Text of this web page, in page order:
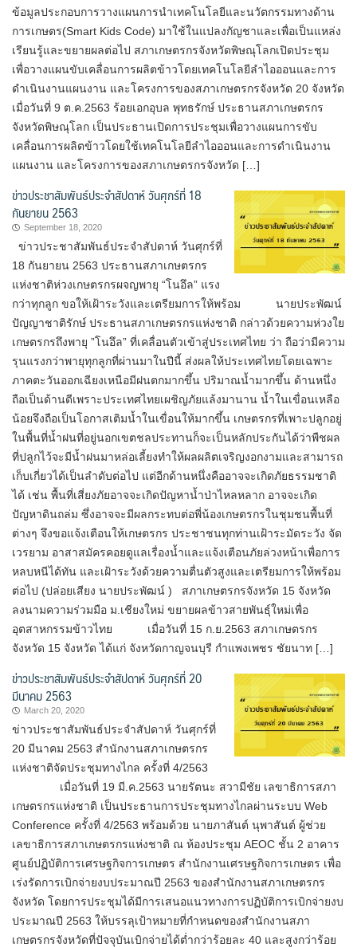
ข้อมูลประกอบการวางแผนการนำเทคโนโลยีและนวัตกรรมทางด้าน
การเกษตร(Smart Kids Code) มาใช้ในแปลงกัญชาและเพื่อเป็นแหล่ง
เรียนรู้และขยายผลต่อไป สภาเกษตรกรจังหวัดพิษณุโลกเปิดประชุม
เพื่อวางแผนขับเคลื่อนการผลิตข้าวโดยเทคโนโลยีลำไอออนและการ
ดำเนินงานแผนงาน และโครงการของสภาเกษตรกรจังหวัด 20 จังหวัด
เมื่อวันที่ 9 ต.ค.2563 ร้อยเอกอุบล พุทธรักษ์ ประธานสภาเกษตรกร
จังหวัดพิษณุโลก เป็นประธานเปิดการประชุมเพื่อวางแผนการขับ
เคลื่อนการผลิตข้าวโดยใช้เทคโนโลยีลำไอออนและการดำเนินงาน
แผนงาน และโครงการของสภาเกษตรกรจังหวัด […]
ข่าวประชาสัมพันธ์ประจำสัปดาห์ วันศุกร์ที่ 18
กันยายน 2563
September 18, 2020
ข่าวประชาสัมพันธ์ประจำสัปดาห์ วันศุกร์ที่
18 กันยายน 2563 ประธานสภาเกษตรกร
แห่งชาติห่วงเกษตรกรผจญพายุ “โนอึล” แรง
กว่าทุกลูก ขอให้เฝ้าระวังและเตรียมการให้พร้อม นายประพัฒน์
ปัญญาชาติรักษ์ ประธานสภาเกษตรกรแห่งชาติ กล่าวด้วยความห่วงใย
เกษตรกรถึงพายุ ”โนอึล” ที่เคลื่อนตัวเข้าสู่ประเทศไทย ว่า ถือว่ามีความ
รุนแรงกว่าพายุทุกลูกที่ผ่านมาในปีนี้ ส่งผลให้ประเทศไทยโดยเฉพาะ
ภาคตะวันออกเฉียงเหนือมีฝนตกมากขึ้น ปริมาณน้ำมากขึ้น ด้านหนึ่ง
ถือเป็นด้านดีเพราะประเทศไทยเผชิญภัยแล้งมานาน น้ำในเขื่อนเหลือ
น้อยจึงถือเป็นโอกาสเติมน้ำในเขื่อนให้มากขึ้น เกษตรกรที่เพาะปลูกอยู่
ในพื้นที่น้ำฝนที่อยู่นอกเขตชลประทานก็จะเป็นหลักประกันได้ว่าพืชผล
ที่ปลูกไว้จะมีน้ำฝนมาหล่อเลี้ยงทำให้ผลผลิตเจริญงอกงามและสามารถ
เก็บเกี่ยวได้เป็นลำดับต่อไป แต่อีกด้านหนึ่งคืออาจจะเกิดภัยธรรมชาติ
ได้ เช่น พื้นที่เสี่ยงภัยอาจจะเกิดปัญหาน้ำป่าไหลหลาก อาจจะเกิด
ปัญหาดินถล่ม ซึ่งอาจจะมีผลกระทบต่อพี่น้องเกษตรกรในชุมชนพื้นที่
ต่างๆ จึงขอแจ้งเตือนให้เกษตรกร ประชาชนทุกท่านเฝ้าระมัดระวัง จัด
เวรยาม อาสาสมัครคอยดูแลเรื่องน้ำและแจ้งเตือนภัยล่วงหน้าเพื่อการ
หลบหนีได้ทัน และเฝ้าระวังด้วยความตื่นตัวสูงและเตรียมการให้พร้อม
ต่อไป (ปล่อยเสียง นายประพัฒน์ ) สภาเกษตรกรจังหวัด 15 จังหวัด
ลงนามความร่วมมือ ม.เชียงใหม่ ขยายผลข้าวสายพันธุ์ใหม่เพื่อ
อุตสาหกรรมข้าวไทย เมื่อวันที่ 15 ก.ย.2563 สภาเกษตรกร
จังหวัด 15 จังหวัด ได้แก่ จังหวัดกาญจนบุรี กำแพงเพชร ชัยนาท […]
ข่าวประชาสัมพันธ์ประจำสัปดาห์ วันศุกร์ที่ 20
มีนาคม 2563
March 20, 2020
ข่าวประชาสัมพันธ์ประจำสัปดาห์ วันศุกร์ที่
20 มีนาคม 2563 สำนักงานสภาเกษตรกร
แห่งชาติจัดประชุมทางไกล ครั้งที่ 4/2563
เมื่อวันที่ 19 มี.ค.2563 นายรัตนะ สวามีชัย เลขาธิการสภา
เกษตรกรแห่งชาติ เป็นประธานการประชุมทางไกลผ่านระบบ Web
Conference ครั้งที่ 4/2563 พร้อมด้วย นายภาสันต์ นุพาสันต์ ผู้ช่วย
เลขาธิการสภาเกษตรกรแห่งชาติ ณ ห้องประชุม AEOC ชั้น 2 อาคาร
ศูนย์ปฏิบัติการเศรษฐกิจการเกษตร สำนักงานเศรษฐกิจการเกษตร เพื่อ
เร่งรัดการเบิกจ่ายงบประมาณปี 2563 ของสำนักงานสภาเกษตรกร
จังหวัด โดยการประชุมได้มีการเสนอแนวทางการปฏิบัติการเบิกจ่ายงบ
ประมาณปี 2563 ให้บรรลุเป้าหมายที่กำหนดของสำนักงานสภา
เกษตรกรจังหวัดที่ปัจจุบันเบิกจ่ายได้ต่ำกว่าร้อยละ 40 และสูงกว่าร้อย